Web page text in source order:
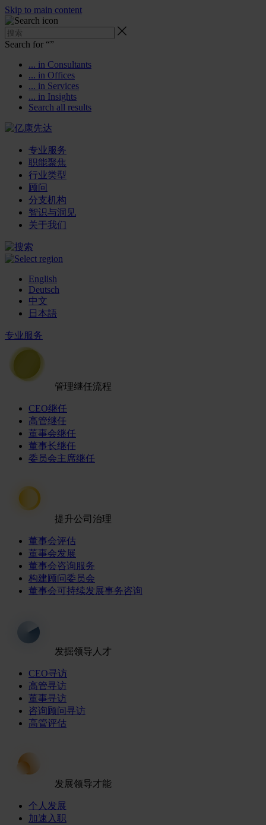
Skip to main content
Search for “”
... in Consultants
... in Offices
... in Services
... in Insights
Search all results
专业服务
职能聚焦
行业类型
顾问
分支机构
智识与洞见
关于我们
English
Deutsch
中文
日本語
专业服务
管理继任流程
CEO继任
高管继任
董事会继任
董事长继任
委员会主席继任
提升公司治理
董事会评估
董事会发展
董事会咨询服务
构建顾问委员会
董事会可持续发展事务咨询
发掘领导人才
CEO寻访
高管寻访
董事寻访
咨询顾问寻访
高管评估
发展领导才能
个人发展
加速入职